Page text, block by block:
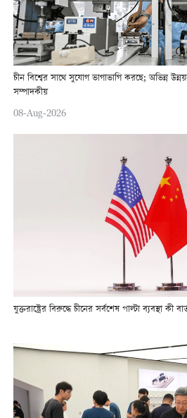
চীন বিশ্বের সাথে সুযোগ ভাগাভাগি করছে; অভিন্ন
সম্পাদকীয়
08-Aug-2026
যুক্তরাষ্ট্রের বিরুদ্ধে চীনের সর্বশেষ পাল্টা ব্যবস্থা কী